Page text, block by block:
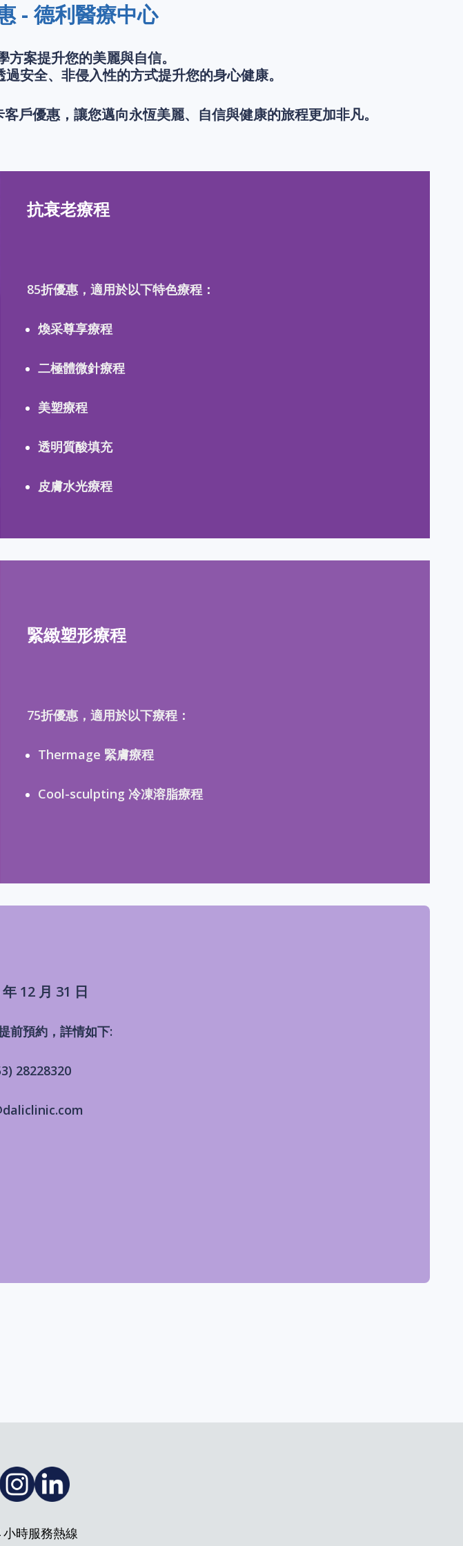
- 德利醫療中心
案提升您的美麗與自信。
安全、非侵入性的方式提升您的身心健康。
優惠，讓您邁向永恆美麗、自信與健康的旅程更加非凡。
抗衰老療程
85折優惠，適用於以下特色療程：
煥采尊享療程
二極體微針療程
美塑療程
透明質酸填充
皮膚水光療程
緊緻塑形療程
75折優惠，適用於以下療程：
Thermage 緊膚療程
Cool-sculpting 冷凍溶脂療程
12 月 31 日
前預約，詳情如下:
28228320
時服務熱線